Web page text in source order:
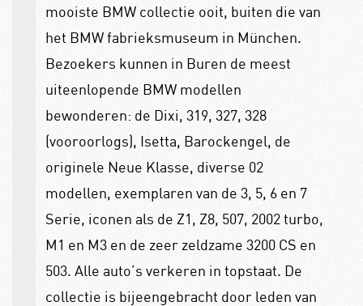
mooiste BMW collectie ooit, buiten die van
het BMW fabrieksmuseum in München.
Bezoekers kunnen in Buren de meest
uiteenlopende BMW modellen
bewonderen: de Dixi, 319, 327, 328
(vooroorlogs), Isetta, Barockengel, de
originele Neue Klasse, diverse 02
modellen, exemplaren van de 3, 5, 6 en 7
Serie, iconen als de Z1, Z8, 507, 2002 turbo,
M1 en M3 en de zeer zeldzame 3200 CS en
503. Alle auto’s verkeren in topstaat. De
collectie is bijeengebracht door leden van